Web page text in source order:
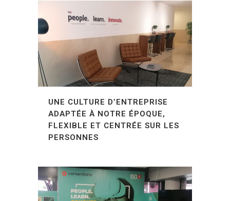
UNE CULTURE D’ENTREPRISE
ADAPTÉE À NOTRE ÉPOQUE,
FLEXIBLE ET CENTRÉE SUR LES
PERSONNES